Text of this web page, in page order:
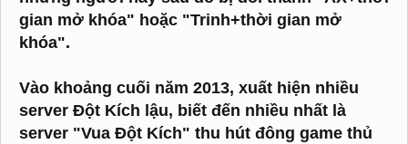
gian mở khóa" hoặc "Trinh+thời gian mở
khóa".
Vào khoảng cuối năm 2013, xuất hiện nhiều
server Đột Kích lậu, biết đến nhiều nhất là
server "Vua Đột Kích" thu hút đông game thủ